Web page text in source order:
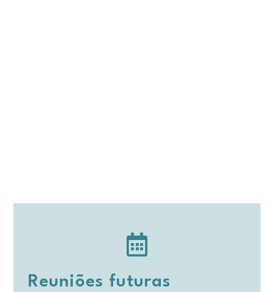
Reuniões futuras